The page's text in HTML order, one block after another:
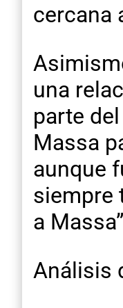
cercana
una
parte
Massa
aunque
siempre
a
Análisis